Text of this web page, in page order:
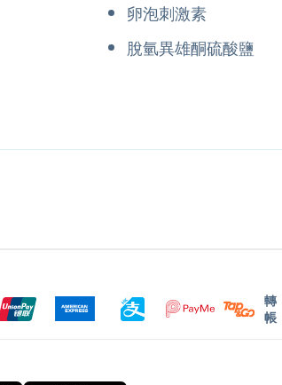
卵泡刺激素
脫氫異雄酮硫酸鹽
轉
帳